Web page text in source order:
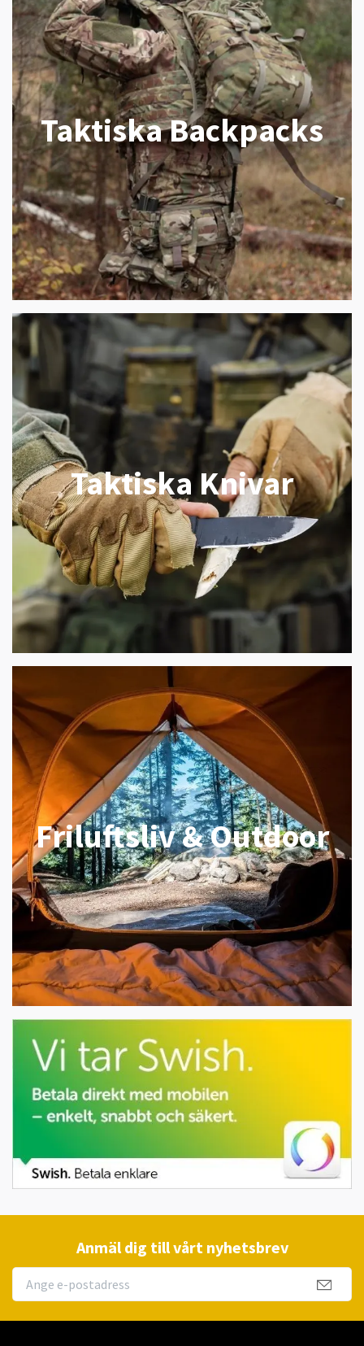
Taktiska Backpacks
Taktiska Knivar
Friluftsliv & Outdoor
Anmäl dig till vårt nyhetsbrev